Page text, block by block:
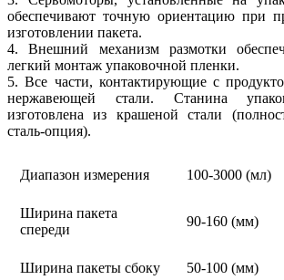
обеспечивают точную ориентацию при
изготовлении пакета.
4. Внешний механизм размотки
легкий монтаж упаковочной пленки.
5. Все части, контактирующие с
нержавеющей стали. Станина
изготовлена из крашеной стали
сталь-опция).
Диапазон измерения 100-3000 (мл)
Ширина пакета
спереди
90-160 (мм)
Ширина пакеты сбоку 50-100 (мм)